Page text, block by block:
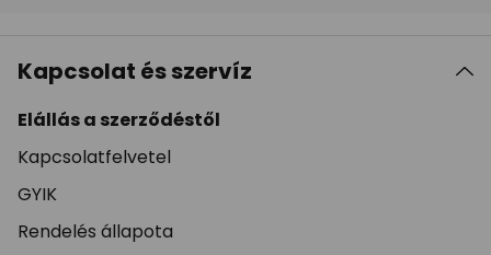
Kapcsolat és szervíz
Elállás a szerződéstől
Kapcsolatfelvetel
GYIK
Rendelés állapota